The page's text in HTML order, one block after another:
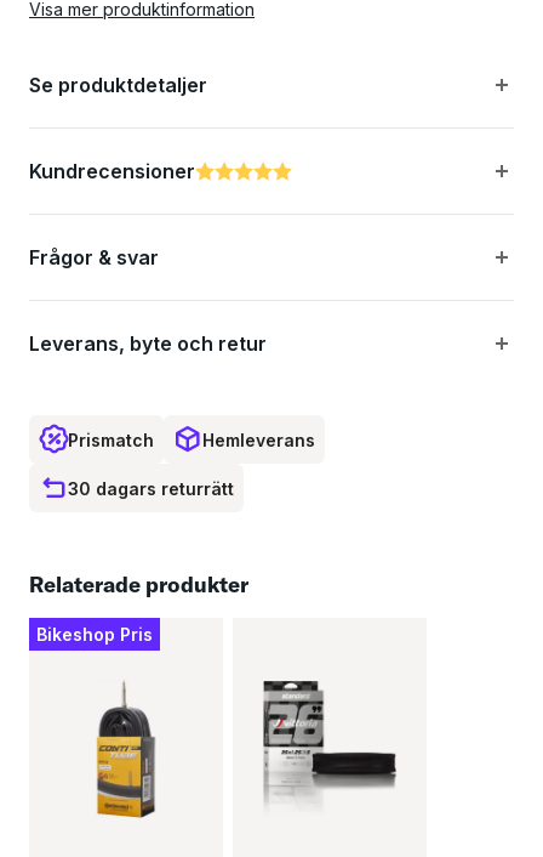
Ventil: 42 mm prestaventil
Visa mer produktinformation
Se produktdetaljer
KundrecensionerBetyg:
5.0 utav 5 stjärnor
Frågor & svar
Leverans, byte och retur
Prismatch Hemleverans
30 dagars returrätt
Relaterade produkter
Bikeshop Pris